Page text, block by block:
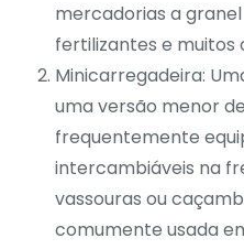
mercadorias a
fertilizantes e muitos
Minicarregadeira:
uma versão menor
frequentemente
intercambiáveis na
vassouras ou
comumente usada